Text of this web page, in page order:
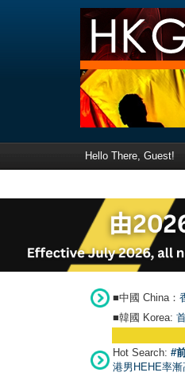
Hello There, Guest!
■中國 China：
■韓國 Korea:
Hot Search: #
港男HEHE率漸